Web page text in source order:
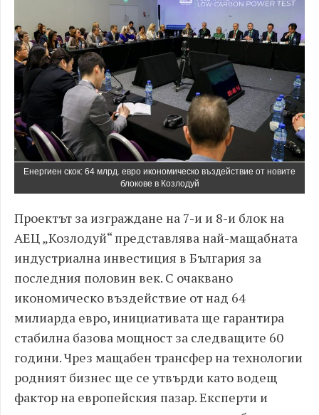
Енергиен скок: 64 млрд. евро икономическо въздействие от новите
блокове в Козлодуй
Проектът за изграждане на 7-и и 8-и блок на
АЕЦ „Козлодуй“ представлява най-мащабната
индустриална инвестиция в България за
последния половин век. С очаквано
икономическо въздействие от над 64
милиарда евро, инициативата ще гарантира
стабилна базова мощност за следващите 60
години. Чрез мащабен трансфер на технологии
родният бизнес ще се утвърди като водещ
фактор на европейския пазар. Експерти и